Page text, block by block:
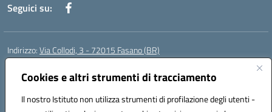
Cookies e altri strumenti di tracciamento
Il nostro Istituto non utilizza strumenti di profilazione degli utenti -
Seguici su:
Indirizzo:Via Collodi, 3 - 72015 Fasano (BR)
Centralino:
Posta elettronica certificata (PEC):bric839004@pec.istruzione.it
Codice fiscale: 90059320748